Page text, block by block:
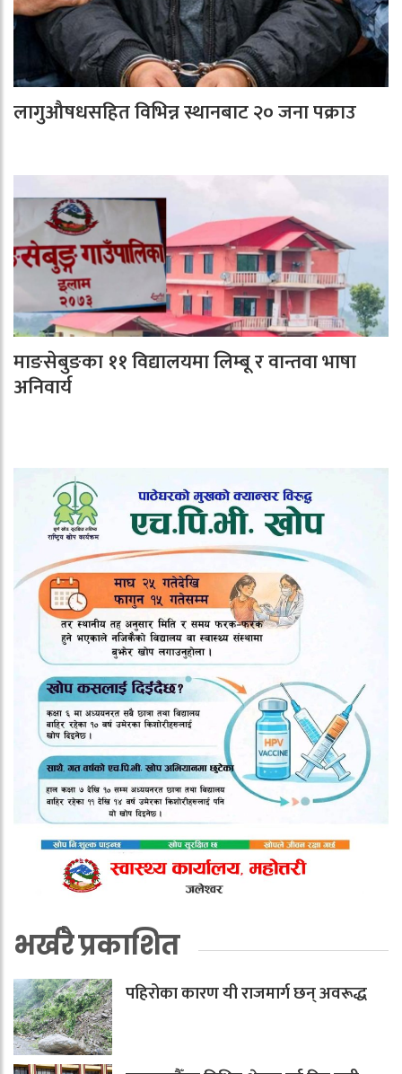
लागुऔषधसहित विभिन्न स्थानबाट २० जना पक्राउ
माङसेबुङका ११ विद्यालयमा लिम्बू र वान्तवा भाषा
अनिवार्य
भर्खरै प्रकाशित
पहिरोका कारण यी राजमार्ग छन् अवरूद्ध